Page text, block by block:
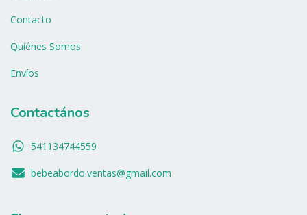
Contacto
Quiénes Somos
Envíos
Contactános
541134744559
bebeabordo.ventas@gmail.com